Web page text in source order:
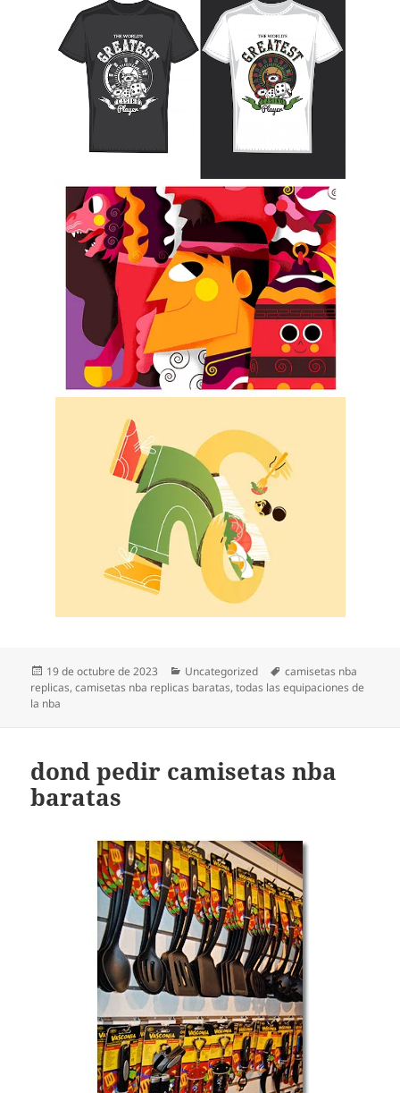
Publicado
el
19 de octubre de 2023 Categorías
Uncategorized Etiquetas
camisetas nba
replicas,camisetas nba replicas baratas,todas las equipaciones de
la nba
dond pedir camisetas nba
baratas